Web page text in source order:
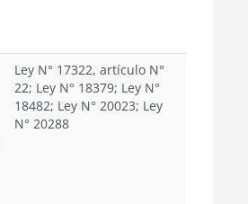
Ley N° 17322, artículo N°
22; Ley N° 18379; Ley N°
18482; Ley N° 20023; Ley
N° 20288